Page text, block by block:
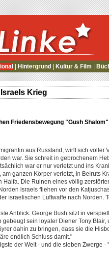
Hintergrund Kultur & Film
Krieg
Friedensbewegung "Gush Shalom"
aus Russland, wirft sich voller
war. Sie schreit in gebrochenem
war er nur verletzt und ins
am ganzen Körper verletzt, in Beiruts
Haifa. Die Ruinen eines völlig
Israels fliehen vor den
israelischen Luftwaffe nach Norden.
Anblick: George Bush sitzt in
gebeugt sein loyaler Diener Tony
dahin zu bringen, dass sie die
endlich Schluss damit."
der Welt - und die sieben Zwerge -